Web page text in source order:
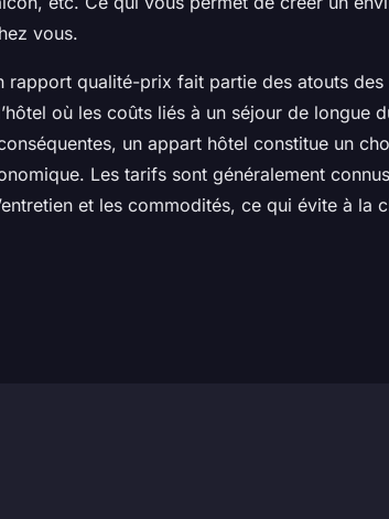
vous.
qualité-prix fait partie des atouts des
où les coûts liés à un séjour de longue
un appart hôtel constitue un
Les tarifs sont généralement
et les commodités, ce qui évite à la